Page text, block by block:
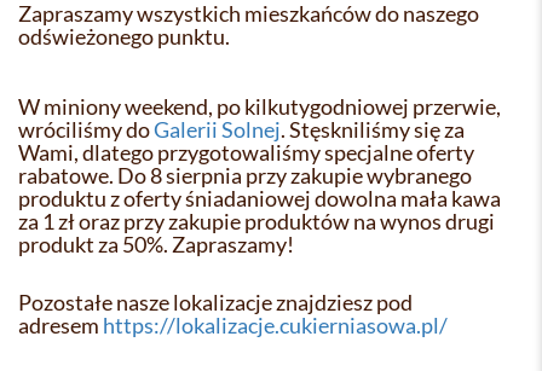
Zapraszamy wszystkich mieszkańców do naszego
odświeżonego punktu.
W miniony weekend, po kilkutygodniowej przerwie,
wróciliśmy doGalerii Solnej. Stęskniliśmy się za
Wami, dlatego przygotowaliśmy specjalne oferty
rabatowe. Do 8 sierpnia przy zakupie wybranego
produktu z oferty śniadaniowej dowolna mała kawa
za 1 zł oraz przy zakupie produktów na wynos drugi
produkt za 50%. Zapraszamy!
Pozostałe nasze lokalizacje znajdziesz pod
adresem https://lokalizacje.cukierniasowa.pl/